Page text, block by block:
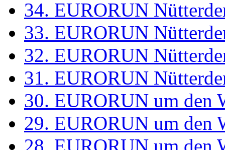
34. EURORUN
33. EURORUN
32. EURORUN
31. EURORUN
30. EURORUN um den
29. EURORUN um den